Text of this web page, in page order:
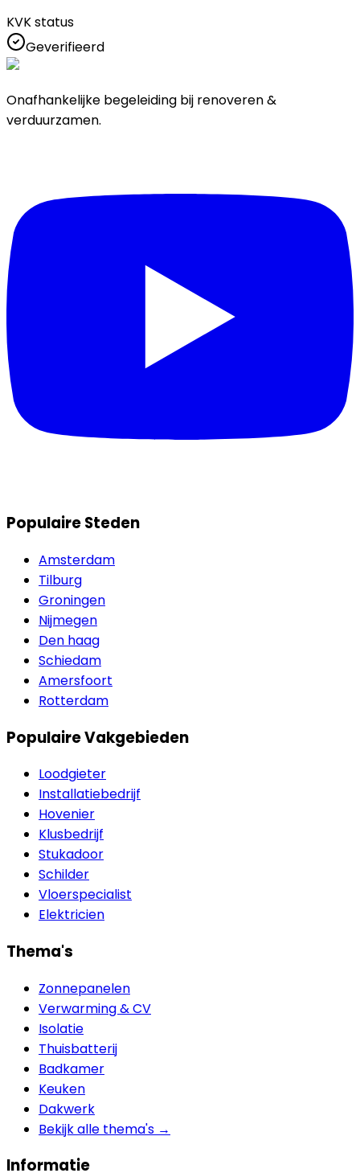
KVK status
Geverifieerd
Onafhankelijke begeleiding bij renoveren &
verduurzamen.
Populaire Steden
Amsterdam
Tilburg
Groningen
Nijmegen
Den haag
Schiedam
Amersfoort
Rotterdam
Populaire Vakgebieden
Loodgieter
Installatiebedrijf
Hovenier
Klusbedrijf
Stukadoor
Schilder
Vloerspecialist
Elektricien
Thema's
Zonnepanelen
Verwarming & CV
Isolatie
Thuisbatterij
Badkamer
Keuken
Dakwerk
Bekijk alle thema's →
Informatie